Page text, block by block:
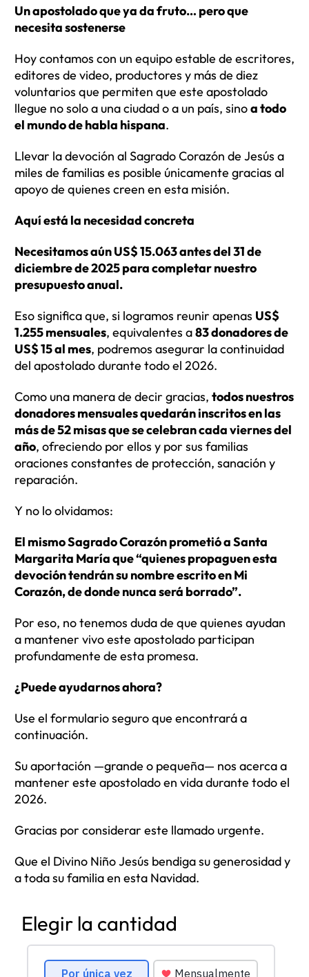
Un apostolado que ya da fruto… pero que
necesita sostenerse
Hoy contamos con un equipo estable de escritores,
editores de video, productores y más de diez
voluntarios que permiten que este apostolado
llegue no solo a una ciudad o a un país, sinoa todo
el mundo de habla hispana.
Llevar la devoción al Sagrado Corazón de Jesús a
miles de familias es posible únicamente gracias al
apoyo de quienes creen en esta misión.
Aquí está la necesidad concreta
Necesitamos aún US$ 15.063 antes del 31 de
diciembre de 2025 para completar nuestro
presupuesto anual.
Eso significa que, si logramos reunir apenas US$
1.255 mensuales, equivalentes a83 donadores de
US$ 15 al mes, podremos asegurar la continuidad
del apostolado durante todo el 2026.
Como una manera de decir gracias, todos nuestros
donadoresmensualesquedaráninscritos en las
más de 52 misas que se celebran cada viernes del
año, ofreciendo por ellos y por sus familias
oraciones constantes de protección, sanación y
reparación.
Y no lo olvidamos:
El mismo Sagrado Corazón prometió a Santa
Margarita María que “quienes propaguen esta
devoción tendrán su nombre escrito en Mi
Corazón, de donde nunca será borrado”.
Por eso, no tenemos duda de que quienes ayudan
a mantener vivo este apostolado participan
profundamente de esta promesa.
¿Puede ayudarnos ahora?
Use el formulario seguro que encontrará a
continuación.
Su aportación —grande o pequeña— nos acerca a
mantener este apostolado en vida durante todo el
2026.
Gracias por considerar este llamado urgente.
Que el Divino Niño Jesús bendiga su generosidad y
a toda su familia en esta Navidad.
Elegir la cantidad